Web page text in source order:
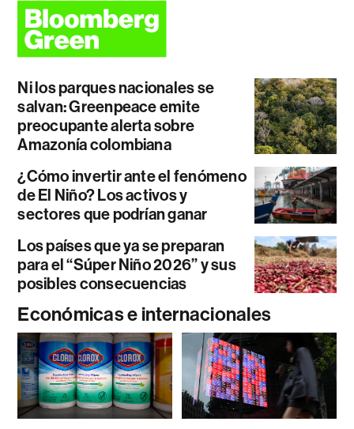
Ni los parques nacionales se
salvan: Greenpeace emite
preocupante alerta sobre
Amazonía colombiana
¿Cómo invertir ante el fenómeno
de El Niño? Los activos y
sectores que podrían ganar
Los países que ya se preparan
para el “Súper Niño 2026” y sus
posibles consecuencias
Económicas e internacionales